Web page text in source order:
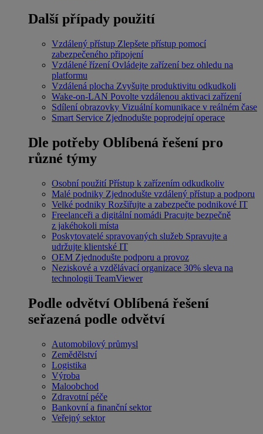
Další případy použití
Vzdálený přístup Zlepšete přístup pomocí
zabezpečeného připojení
Vzdálené řízení Ovládejte zařízení bez ohledu na
platformu
Vzdálená plocha Zvyšujte produktivitu odkudkoli
Wake-on-LAN Povolte vzdálenou aktivaci zařízení
Sdílení obrazovky Vizuální komunikace v reálném čase
Smart Service Zjednodušte poprodejní operace
Dle potřeby Oblíbená řešení pro
různé týmy
Osobní použití Přístup k zařízením odkudkoliv
Malé podniky Zjednodušte vzdálený přístup a podporu
Velké podniky Rozšiřujte a zabezpečte podnikové IT
Freelanceři a digitální nomádi Pracujte bezpečně
z jakéhokoli místa
Poskytovatelé spravovaných služeb Spravujte a
udržujte klientské IT
OEM Zjednodušte podporu a provoz
Neziskové a vzdělávací organizace 30% sleva na
technologii TeamViewer
Podle odvětví Oblíbená řešení
seřazená podle odvětví
Automobilový průmysl
Zemědělství
Logistika
Výroba
Maloobchod
Zdravotní péče
Bankovní a finanční sektor
Veřejný sektor